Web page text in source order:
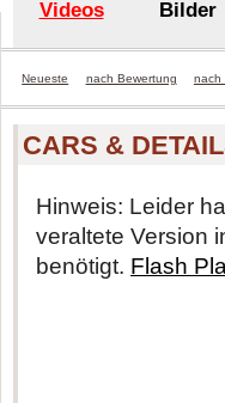
Videos Bilder
Neueste nach Bewertung nach
CARS &
Hinweis: Leider
veraltete Version
benötigt. Flash